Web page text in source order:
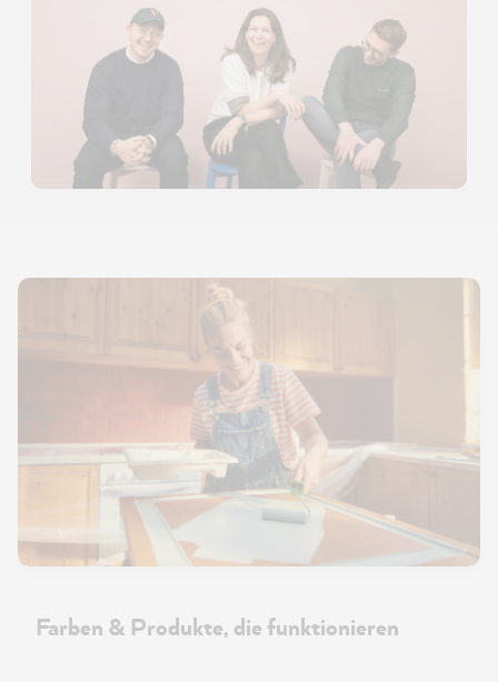
Farben & Produkte, die funktionieren